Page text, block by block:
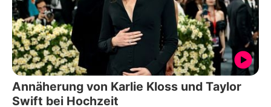
Annäherung von Karlie Kloss und Taylor
Swift bei Hochzeit